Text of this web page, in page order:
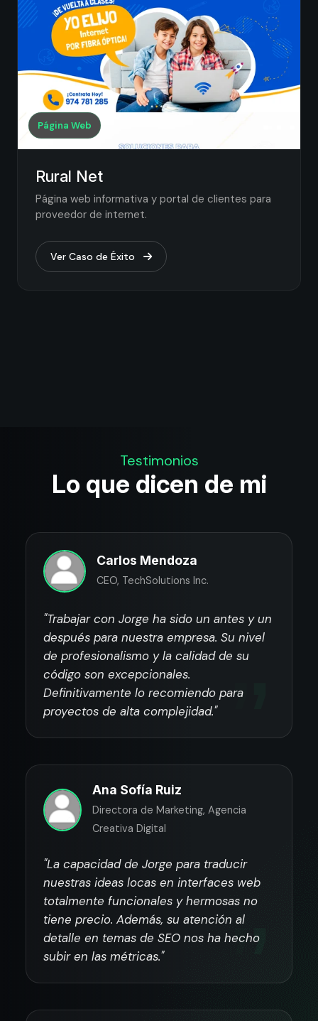
Página Web
Rural Net
Página web informativa y portal de clientes para
proveedor de internet.
Ver Caso de Éxito
Testimonios
Lo que dicen de mi
Carlos Mendoza
CEO, TechSolutions Inc.
"Trabajar con Jorge ha sido un antes y un
después para nuestra empresa. Su nivel
de profesionalismo y la calidad de su
código son excepcionales.
Definitivamente lo recomiendo para
proyectos de alta complejidad."
Ana Sofía Ruiz
Directora de Marketing, Agencia
Creativa Digital
"La capacidad de Jorge para traducir
nuestras ideas locas en interfaces web
totalmente funcionales y hermosas no
tiene precio. Además, su atención al
detalle en temas de SEO nos ha hecho
subir en las métricas."